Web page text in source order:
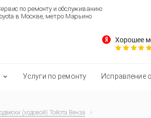
по ремонту и обслуживанию
в Москве, метро Марьино
Хорошее
Услуги по ремонту Исправление
(ходовой) Тойота Венза